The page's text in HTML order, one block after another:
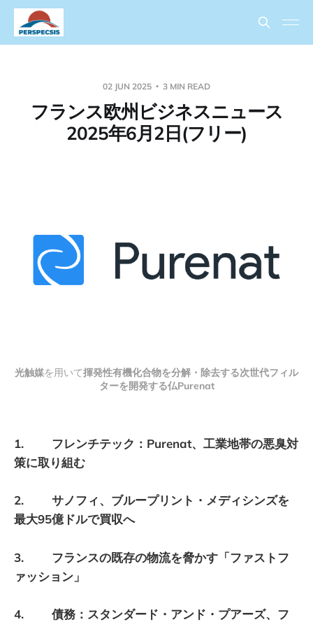
02 JUN 2025 3 MIN READ
フランス欧州ビジネスニュース
2025年6月2日(フリー)
光触媒を用いて揮発性有機化合物を分解・除去する次世代フィル
ターを開発する仏Purenat
1. フレンチテック：Purenat、工業地帯の悪臭対
策に取り組む
2. サノフィ、ブループリント・メディシンズを
最大95億ドルで買収へ
3. フランスの既存の物流を脅かす「ファストフ
ァッション」
4. 債務：スタンダード・アンド・プアーズ、フ